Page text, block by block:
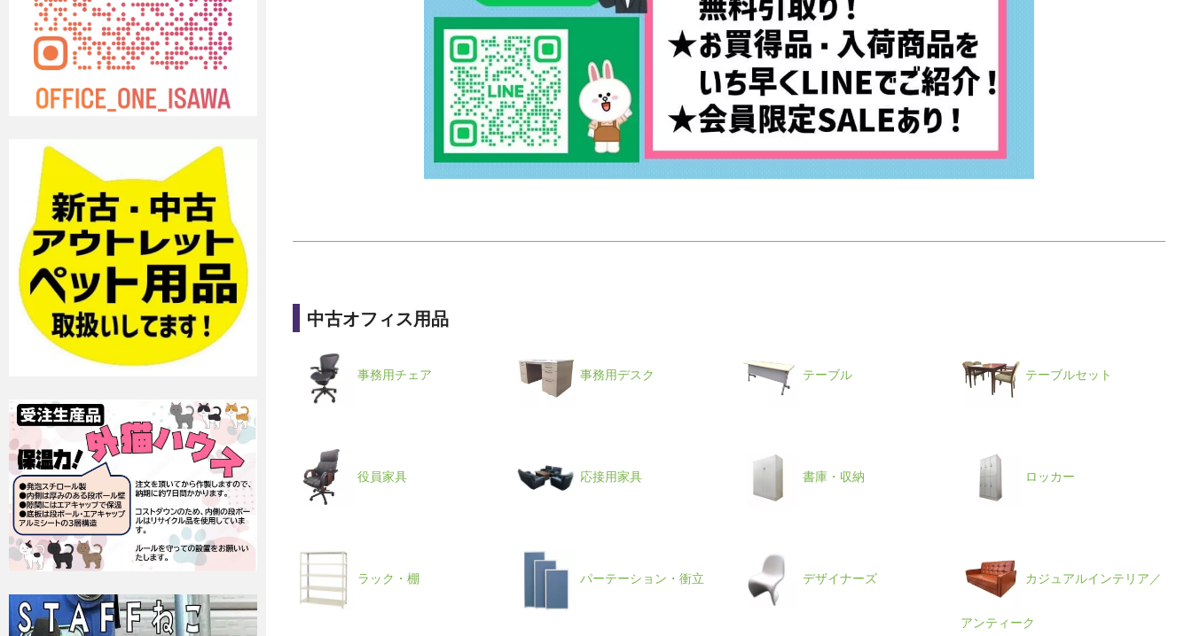
中古オフィス用品
事務用チェア 事務用デスク テーブル テーブルセット
役員家具 応接用家具 書庫・収納 ロッカー
ラック・棚 パーテーション・衝立 デザイナーズ カジュアルインテリア／
アンティーク